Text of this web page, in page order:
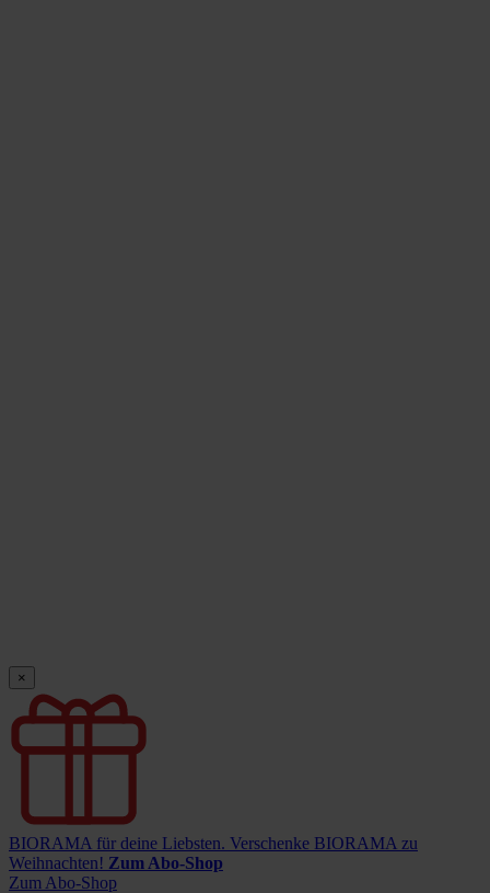
×
BIORAMA für deine Liebsten. Verschenke BIORAMA zu
Weihnachten! Zum Abo-Shop
Zum Abo-Shop